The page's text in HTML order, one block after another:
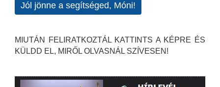
Jól jönne a segítséged, Móni!
MIUTÁN FELIRATKOZTÁL KATTINTS A KÉPRE ÉS
KÜLDD EL, MIRŐL OLVASNÁL SZÍVESEN!